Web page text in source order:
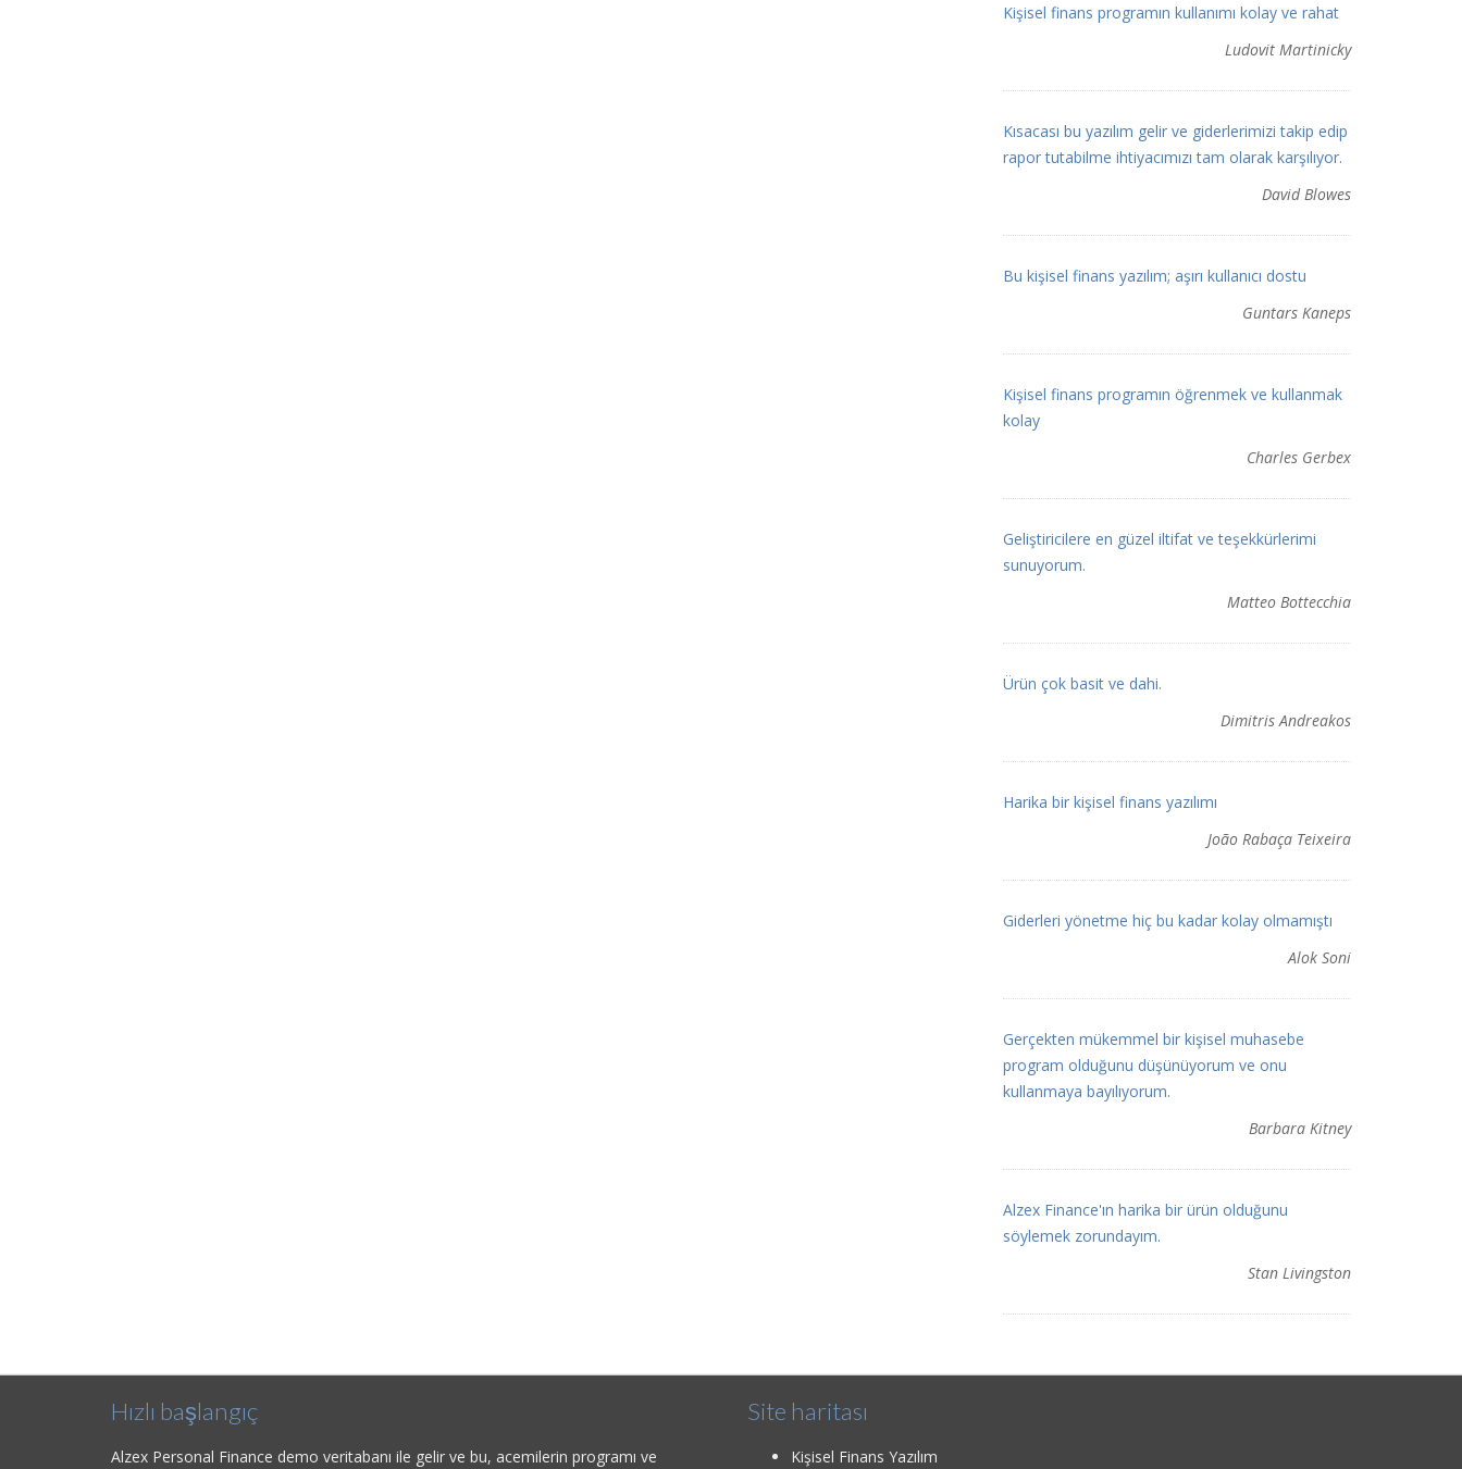
Kişisel finans programın kullanımı kolay ve rahat
Ludovit Martinicky
Kısacası bu yazılım gelir ve giderlerimizi takip edip
rapor tutabilme ihtiyacımızı tam olarak karşılıyor.
David Blowes
Bu kişisel finans yazılım; aşırı kullanıcı dostu
Guntars Kaneps
Kişisel finans programın öğrenmek ve kullanmak
kolay
Charles Gerbex
Geliştiricilere en güzel iltifat ve teşekkürlerimi
sunuyorum.
Matteo Bottecchia
Ürün çok basit ve dahi.
Dimitris Andreakos
Harika bir kişisel finans yazılımı
João Rabaça Teixeira
Giderleri yönetme hiç bu kadar kolay olmamıştı
Alok Soni
Gerçekten mükemmel bir kişisel muhasebe
program olduğunu düşünüyorum ve onu
kullanmaya bayılıyorum.
Barbara Kitney
Alzex Finance'ın harika bir ürün olduğunu
söylemek zorundayım.
Stan Livingston
Hızlı başlangıç
Alzex Personal Finance demo veritabanı ile gelir ve bu, acemilerin programı ve
Site haritası
Kişisel Finans Yazılım